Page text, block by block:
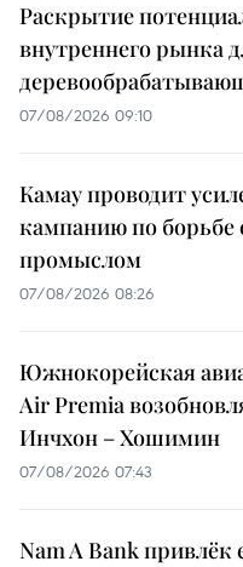
Раскрытие
внутреннего рынка
07/08/2026 09:10
Камау проводит
кампанию по
промыслом
07/08/2026 08:26
Южнокорейская
Air Premia
Инчхон – Хошимин
07/08/2026 07:43
Nam A Bank